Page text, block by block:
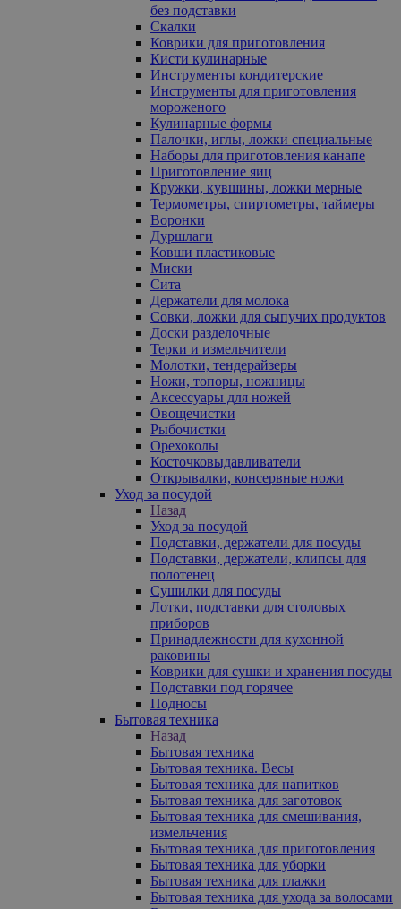
без подставки
Скалки
Коврики для приготовления
Кисти кулинарные
Инструменты кондитерские
Инструменты для приготовления
мороженого
Кулинарные формы
Палочки, иглы, ложки специальные
Наборы для приготовления канапе
Приготовление яиц
Кружки, кувшины, ложки мерные
Термометры, спиртометры, таймеры
Воронки
Дуршлаги
Ковши пластиковые
Миски
Сита
Держатели для молока
Совки, ложки для сыпучих продуктов
Доски разделочные
Терки и измельчители
Молотки, тендерайзеры
Ножи, топоры, ножницы
Аксессуары для ножей
Овощечистки
Рыбочистки
Орехоколы
Косточковыдавливатели
Открывалки, консервные ножи
Уход за посудой
Назад
Уход за посудой
Подставки, держатели для посуды
Подставки, держатели, клипсы для
полотенец
Сушилки для посуды
Лотки, подставки для столовых
приборов
Принадлежности для кухонной
раковины
Коврики для сушки и хранения посуды
Подставки под горячее
Подносы
Бытовая техника
Назад
Бытовая техника
Бытовая техника. Весы
Бытовая техника для напитков
Бытовая техника для заготовок
Бытовая техника для смешивания,
измельчения
Бытовая техника для приготовления
Бытовая техника для уборки
Бытовая техника для глажки
Бытовая техника для ухода за волосами